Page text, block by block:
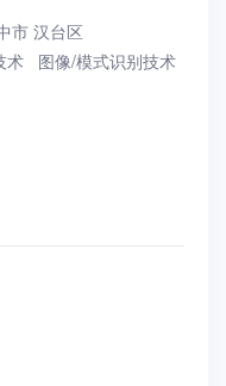
市 汉台区
术
图像/模式识别技术